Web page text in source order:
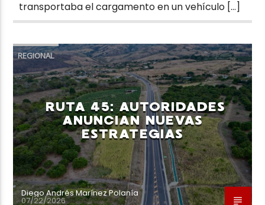
transportaba el cargamento en un vehículo […]
REGIONAL
RUTA 45: AUTORIDADES
ANUNCIAN NUEVAS
ESTRATEGIAS
Diego Andrés Marínez Polanía
07/22/2026